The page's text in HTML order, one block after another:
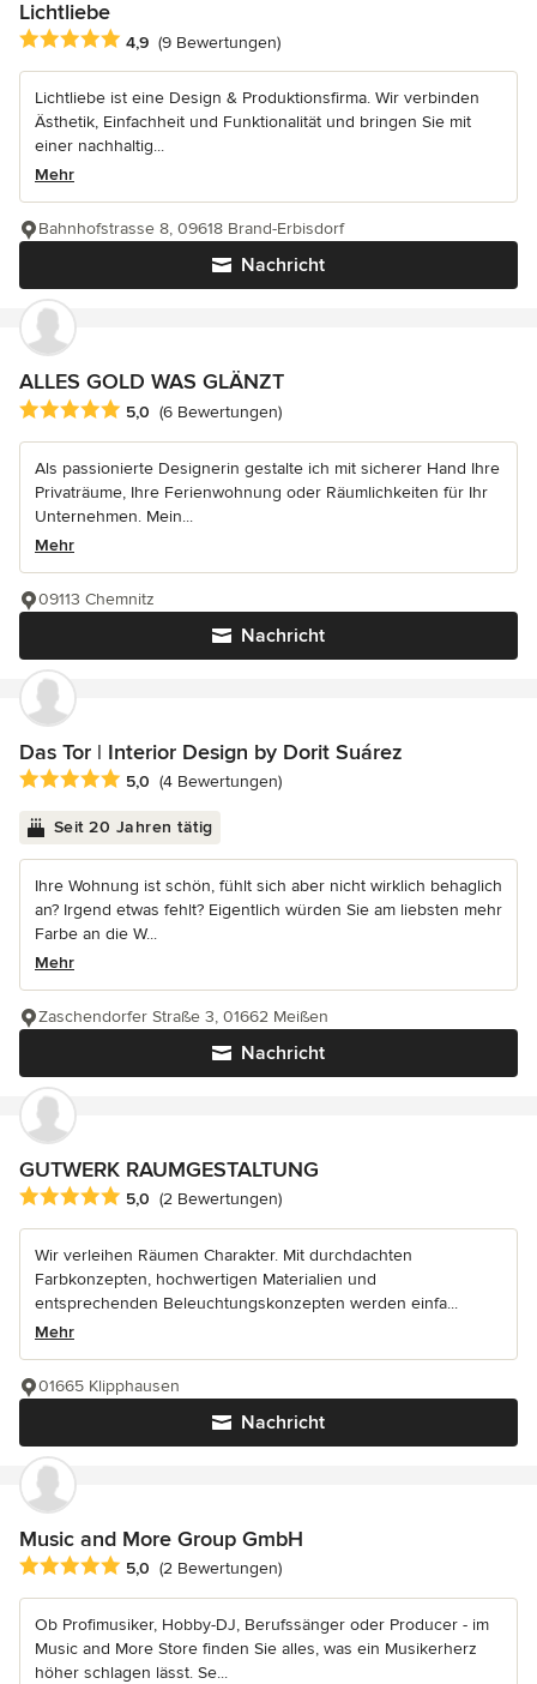
Lichtliebe
Durchschnittliche Bewertung: 4.9 von 5 Sternen
4,9 (9 Bewertungen)
Lichtliebe ist eine Design & Produktionsfirma. Wir verbinden
Ästhetik, Einfachheit und Funktionalität und bringen Sie mit
einer nachhaltig...
Mehr
Nachricht
Bahnhofstrasse 8, 09618 Brand-Erbisdorf
ALLES GOLD WAS GLÄNZT
Durchschnittliche Bewertung: 5 von 5 Sternen
5,0 (6 Bewertungen)
Als passionierte Designerin gestalte ich mit sicherer Hand Ihre
Privaträume, Ihre Ferienwohnung oder Räumlichkeiten für Ihr
Unternehmen. Mein...
Mehr
Nachricht
09113 Chemnitz
Das Tor | Interior Design by Dorit Suárez
Durchschnittliche Bewertung: 5 von 5 Sternen
5,0 (4 Bewertungen)
Seit 20 Jahren tätig
Ihre Wohnung ist schön, fühlt sich aber nicht wirklich behaglich
an? Irgend etwas fehlt? Eigentlich würden Sie am liebsten mehr
Farbe an die W...
Mehr
Nachricht
Zaschendorfer Straße 3, 01662 Meißen
GUTWERK RAUMGESTALTUNG
Durchschnittliche Bewertung: 5 von 5 Sternen
5,0 (2 Bewertungen)
Wir verleihen Räumen Charakter. Mit durchdachten
Farbkonzepten, hochwertigen Materialien und
entsprechenden Beleuchtungskonzepten werden einfa...
Mehr
Nachricht
01665 Klipphausen
Music and More Group GmbH
Durchschnittliche Bewertung: 5 von 5 Sternen
5,0 (2 Bewertungen)
Ob Profimusiker, Hobby-DJ, Berufssänger oder Producer - im
Music and More Store finden Sie alles, was ein Musikerherz
höher schlagen lässt. Se...